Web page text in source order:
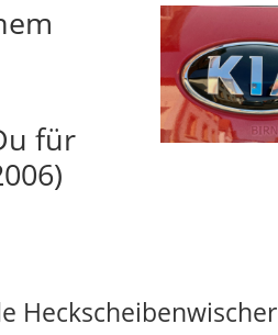
für
Heckscheibenwischer